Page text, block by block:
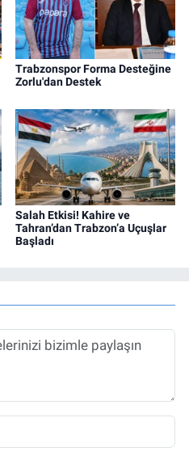
Trabzonspor Forma Desteğine
Zorlu'dan Destek
Salah Etkisi! Kahire ve
Tahran’dan Trabzon’a Uçuşlar
Başladı